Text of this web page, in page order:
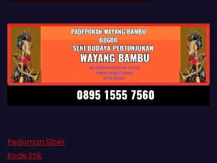
Pedoman Siber
Kode Etik